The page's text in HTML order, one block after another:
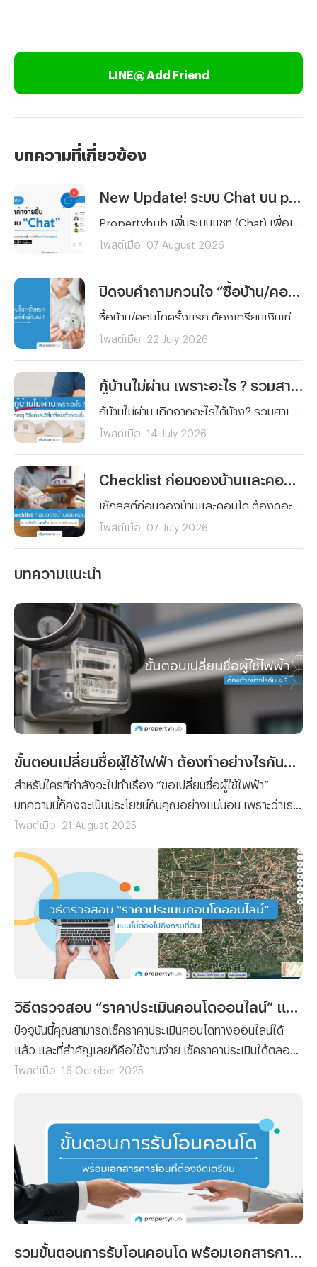
LINE@ Add Friend
บทความที่เกี่ยวข้อง
โพสต์เมื่อ 07 August 2026
โพสต์เมื่อ 22 July 2026
โพสต์เมื่อ 14 July 2026
โพสต์เมื่อ 07 July 2026
บทความแนะนำ
สำหรับใครที่กำลังจะไปทำเรื่อง “ขอเปลี่ยนชื่อผู้ใช้ไฟฟ้า”
บทความนี้ก็คงจะเป็นประโยชน์กับคุณอย่างแน่นอน เพราะว่าเรา
ได้รวบรวมขั้นตอนการยื่นเรื่องขอเปลี่ยนชื่อผู้ใช้ไฟฟ้า พร้อม
โพสต์เมื่อ 21 August 2025
ปัจจุบันนี้คุณสามารถเช็คราคาประเมินคอนโดทางออนไลน์ได้
แล้ว และที่สำคัญเลยก็คือใช้งานง่าย เช็คราคาประเมินได้ตลอด
24 ชั่วโมง โดยที่ไม่ต้องเสียเวลาและค่าเดินทางไปยังกรมที่ดิน
โพสต์เมื่อ 16 October 2025